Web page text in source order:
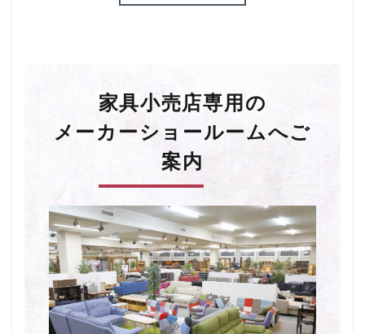
家具小売店専用の
メーカーショールームへご
案内